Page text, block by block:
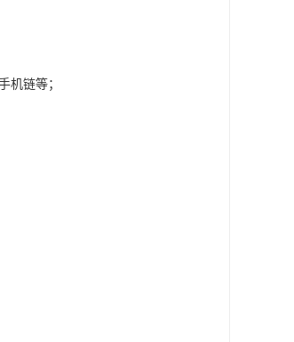
机链等；